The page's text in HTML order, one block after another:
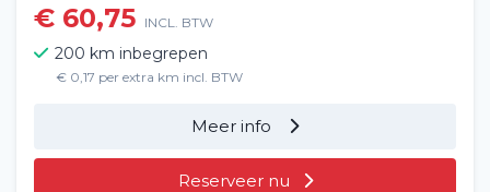
€ 60,75 INCL. BTW
200 km inbegrepen
€ 0,17 per extra km incl. BTW
Meer info
Reserveer nu